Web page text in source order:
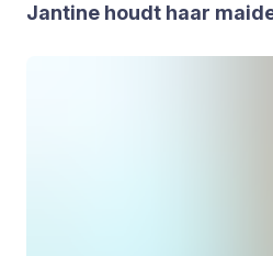
Jan­ti­ne houdt haar